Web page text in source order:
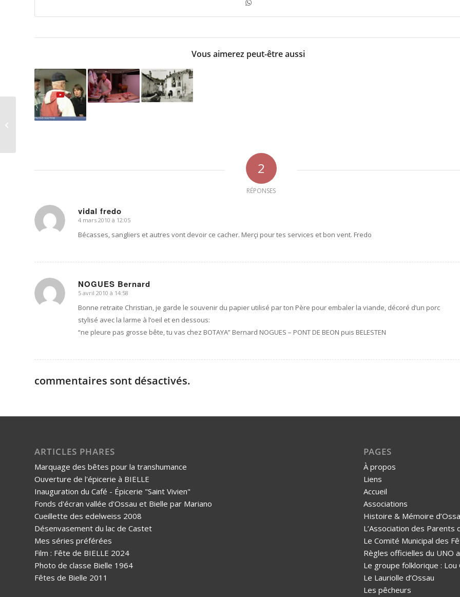
Vous aimerez peut-être aussi
2
RÉPONSES
vidal fredo
dit
:
4 mars 2010 à 12:05
Bécasses, sangliers et autres vont devoir ce cacher. Merçi pour tes services et bon vent. Fredo
NOGUES Bernard
dit
:
5 avril 2010 à 14:58
Bonne retraite Christian, je garde le souvenir du papier utilisé par ton Père pour embaler la viande, décoré d’un porc
stylisé avec la larme à l’oeil et en dessous:
“ne pleure pas grosse bête, tu vas chez BOTAYA” Bernard NOGUES – PONT DE BEON puis BELESTEN
commentaires sont désactivés.
ARTICLES PHARES
Marquage des bêtes pour la transhumance
Ouverture de l'épicerie à BIELLE
Inauguration du Café - Épicerie "Saint Vivien"
Fonds d'écran vallée d'Ossau et Bielle par Mariano
Cueillette des edelweiss 2008
Désenvasement du lac de Castet
Mes séries préférées
Film : Fête de BIELLE 2024
Photo de classe Bielle 1964
Fêtes de Bielle 2011
PAGES
À propos
Liens
Accueil
Associations
Histoire & Mémoire
L’Association des Parents
Le Comité Municipal des
Règles officielles du UNO
Le groupe folklorique : Lou
Le Lauriolle d’Ossau
Les pêcheurs
Fermeture définitive